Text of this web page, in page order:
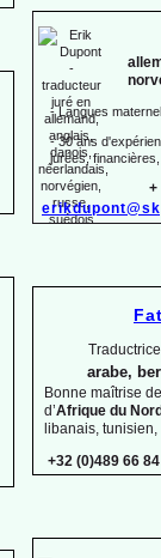
-Langues
-30 ans
jurées,
+
arabe,
Bonne maîtrise
d’Afrique du
libanais,
+32 (0)489 66